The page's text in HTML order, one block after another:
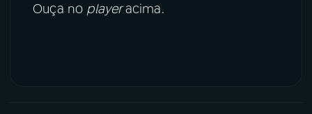
Ouça no playeracima.